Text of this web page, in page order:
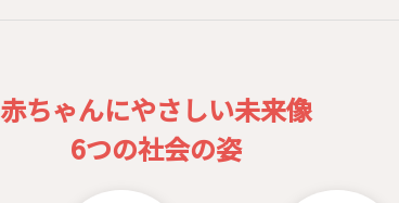
赤ちゃんにやさしい未来像
6つの社会の姿